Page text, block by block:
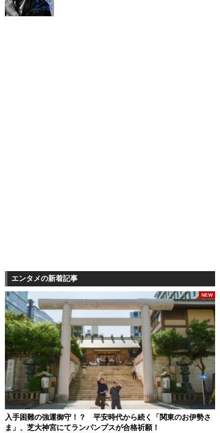
エンタメの新着記事
入手困難の強運御守！？ 平安時代から続く「関東のお伊勢さ
ま」、芝大神宮にてランパンプスが合格祈願！
NEW